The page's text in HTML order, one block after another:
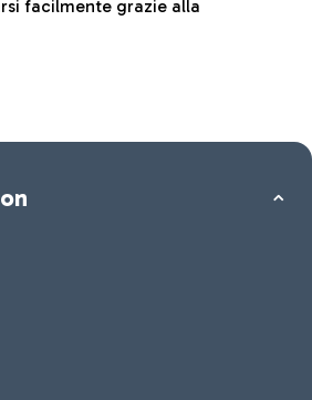
facilmente grazie alla